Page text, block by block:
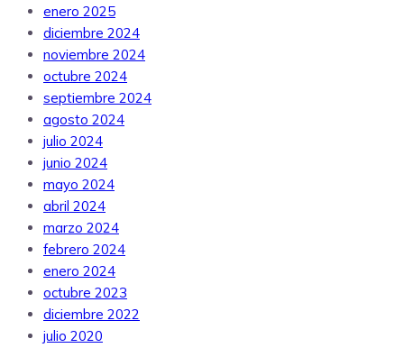
enero 2025
diciembre 2024
noviembre 2024
octubre 2024
septiembre 2024
agosto 2024
julio 2024
junio 2024
mayo 2024
abril 2024
marzo 2024
febrero 2024
enero 2024
octubre 2023
diciembre 2022
julio 2020